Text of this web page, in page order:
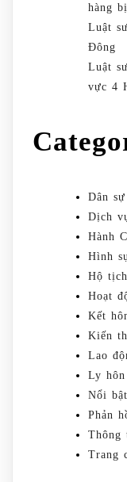
hàng
Luật
Đông
Luật
vực 4
Dân
Dịch
Hành
Hình
Hộ tịch
Hoạt
Kết
Kiến
Lao
Ly hôn
Nổi bật
Phản
Thông
Trang